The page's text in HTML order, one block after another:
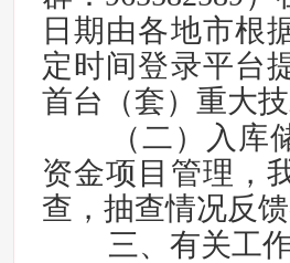
日期由各地市根
定时间登录平台
首台（套）重大
（二）入
资金项目管理，
查，抽查情况反
三、有关工